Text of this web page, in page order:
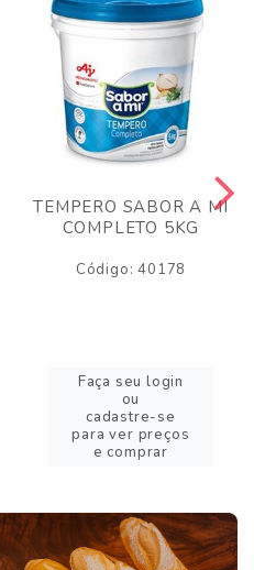
TEMPERO SABOR A MI
COMPLETO 5KG
Código: 40178
Faça seu login
ou
cadastre-se
para ver preços
e comprar